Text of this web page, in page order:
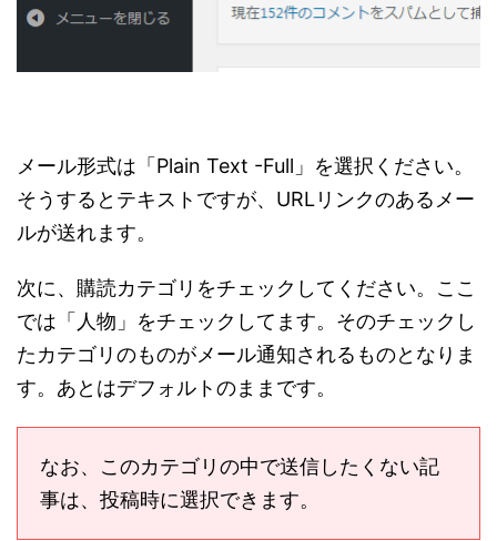
メール形式は「Plain Text -Full」を選択ください。
そうするとテキストですが、URLリンクのあるメー
ルが送れます。
次に、購読カテゴリをチェックしてください。ここ
では「人物」をチェックしてます。そのチェックし
たカテゴリのものがメール通知されるものとなりま
す。あとはデフォルトのままです。
なお、このカテゴリの中で送信したくない記
事は、投稿時に選択できます。